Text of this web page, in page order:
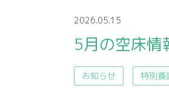
2026.05.15
5月の空床情
お知らせ 特別養